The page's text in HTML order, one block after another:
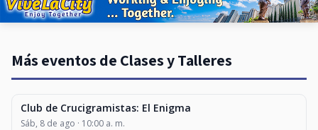
Más eventos de Clases y Talleres
CLASES Y TALLERES
Club de Crucigramistas: El Enigma
Sáb, 8 de ago · 10:00 a. m.